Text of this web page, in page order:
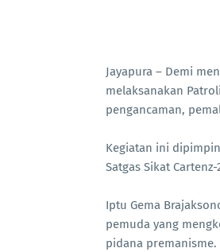
Jayapura – Demi
melaksanakan
pengancaman,
Kegiatan ini
Satgas Sikat
Iptu Gema
pemuda yang
pidana premanisme.